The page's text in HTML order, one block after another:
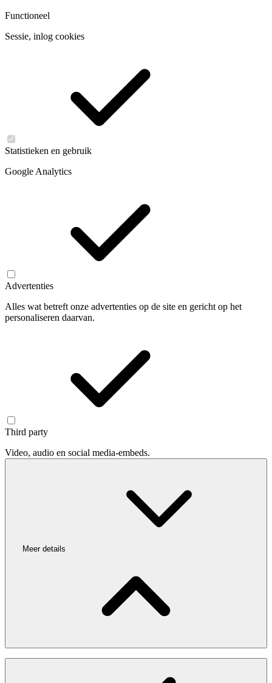
Functioneel
Sessie, inlog cookies
Statistieken en gebruik
Google Analytics
Advertenties
Alles wat betreft onze advertenties op de site en gericht op het
personaliseren daarvan.
Third party
Video, audio en social media-embeds.
Meer details